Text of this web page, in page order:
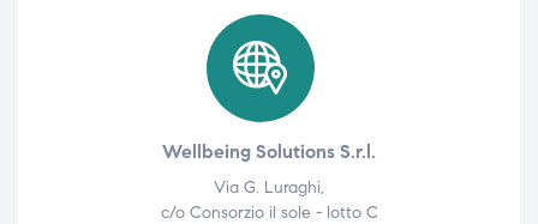
Wellbeing Solutions S.r.l.
Via G. Luraghi,
c/o Consorzio il sole - lotto C